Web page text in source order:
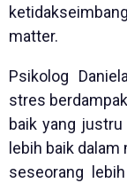
matter.
Psikolog
stres
baik yang
lebih baik
seseorang